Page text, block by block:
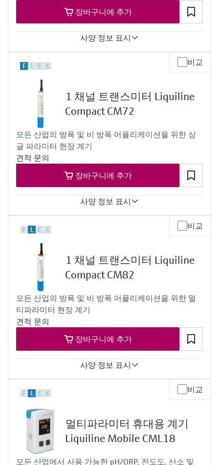
장바구니에 추가
사양 정보 표시
1 to 4x Memosens digital input
2x 0/4 to 20mA Input optional
2 to 4x Digital input optional
Output / communication
2 to 8x 0/4 to 20 mA current outputs, alarmrelay,
4x relay, ProfibusDP, Modbus RS485, Modbus TCP, Ethernet
Ingress protection
IP66 / IP 67
F L E X 비교
1 채널 트랜스미터 Liquiline
Compact CM72
모든 산업의 방폭 및 비 방폭 어플리케이션을 위한 싱
글 파라미터 현장 계기
견적 문의
장바구니에 추가
사양 정보 표시
One channel transmitter
Output / communication
4 to 20 mA
Ingress protection
IP67, IP68, NEMA Type 6
F L E X 비교
1 채널 트랜스미터 Liquiline
Compact CM82
모든 산업의 방폭 및 비 방폭 어플리케이션을 위한 멀
티파라미터 현장 계기
견적 문의
장바구니에 추가
사양 정보 표시
One channel transmitter
4 to 20 mA, HART
Ingress protection
IP67, IP68, NEMA Type 6
F L E X 비교
멀티파라미터 휴대용 계기
Liquiline Mobile CML18
모든 산업에서 사용 가능한 pH/ORP, 전도도, 산소 및